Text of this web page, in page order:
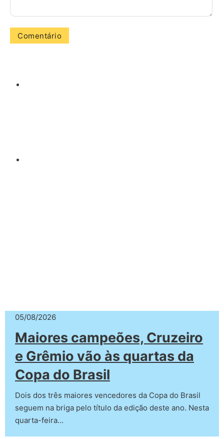
05/08/2026
Maiores campeões, Cruzeiro
e Grêmio vão às quartas da
Copa do Brasil
Dois dos três maiores vencedores da Copa do Brasil
seguem na briga pelo título da edição deste ano. Nesta
quarta-feira…